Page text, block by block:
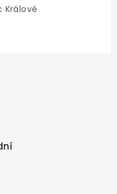
Králové